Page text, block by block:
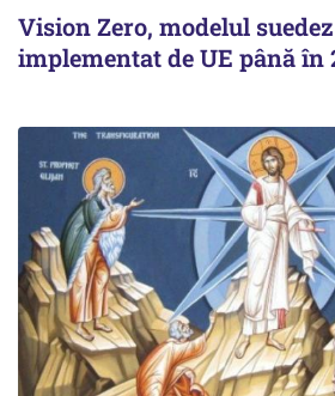
Vision Zero, modelul
implementat de UE până în